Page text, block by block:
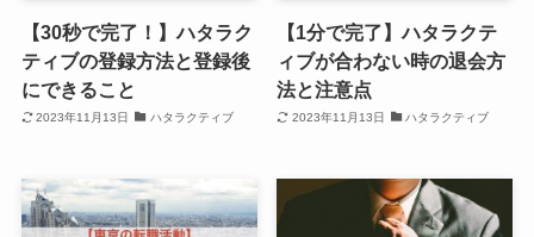
【30秒で完了！】ハタラク
ティブの登録方法と登録後
にできること
2023年11月13日 ハタラクティブ
【1分で完了】ハタラクテ
ィブが合わない時の退会方
法と注意点
2023年11月13日 ハタラクティブ